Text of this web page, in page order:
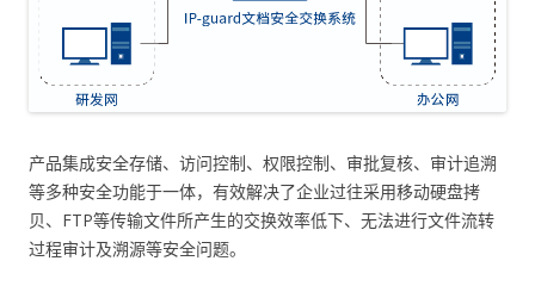
产品集成安全存储、访问控制、权限控制、审批复核、审计追溯
等多种安全功能于一体，有效解决了企业过往采用移动硬盘拷
贝、FTP等传输文件所产生的交换效率低下、无法进行文件流转
过程审计及溯源等安全问题。